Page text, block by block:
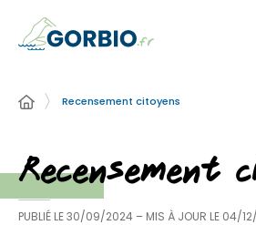
Recensement citoyens
Recensement
PUBLIÉ LE30/09/2024 – MIS À JOUR LE 04/